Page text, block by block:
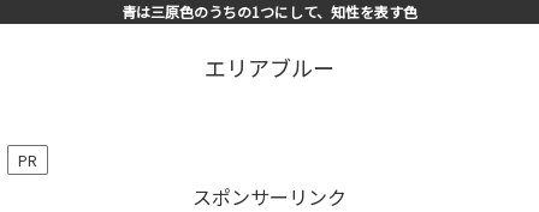
青は三原色のうちの1つにして、知性を表す色
エリアブルー
PR
スポンサーリンク